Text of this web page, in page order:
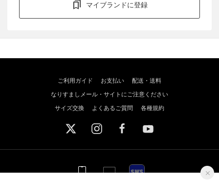
マイブランドに登録
ご利用ガイド お支払い
配送・送料
なりすましメール・サイトにご注意ください
サイズ交換
よくあるご質問 各種規約